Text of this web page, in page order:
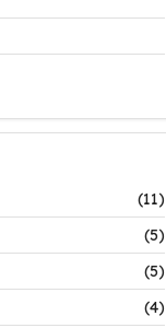
(11)
(5)
(5)
(4)